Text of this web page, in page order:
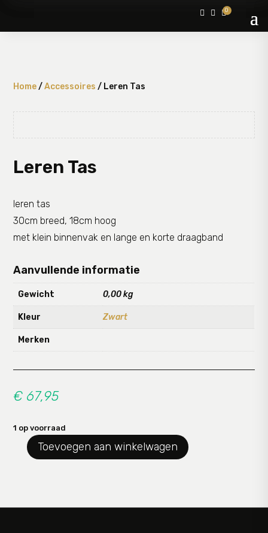
  0
Home/Accessoires / Leren Tas
Leren Tas
leren tas
30cm breed, 18cm hoog
met klein binnenvak en lange en korte draagband
Aanvullende informatie
Gewicht 0,00 kg
Kleur Zwart
Merken
€ 67,95
1 op voorraad
Leren Toevoegen aan winkelwagen